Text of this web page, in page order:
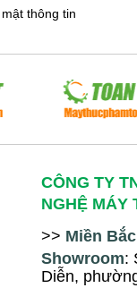
thông tin
CÔNG TY
NGHỆ MÁY
>> Miền Bắc
Showroom:
Diễn, ph